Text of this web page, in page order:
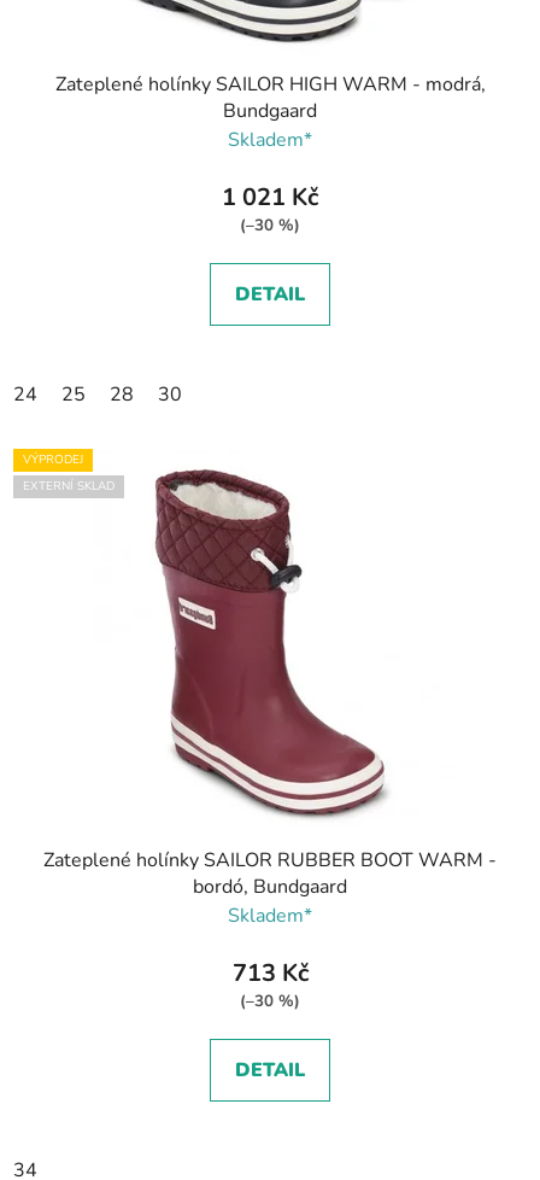
Zateplené holínky SAILOR HIGH WARM - modrá,
Bundgaard
Skladem*
1 021 Kč
(–30 %)
DETAIL
24 25 28 30
VÝPRODEJ
EXTERNÍ SKLAD
Zateplené holínky SAILOR RUBBER BOOT WARM -
bordó, Bundgaard
Skladem*
713 Kč
(–30 %)
DETAIL
34